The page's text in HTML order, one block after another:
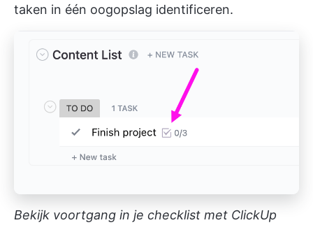
taken in één oogopslag identificeren.
Bekijk voortgang in je checklist met ClickUp